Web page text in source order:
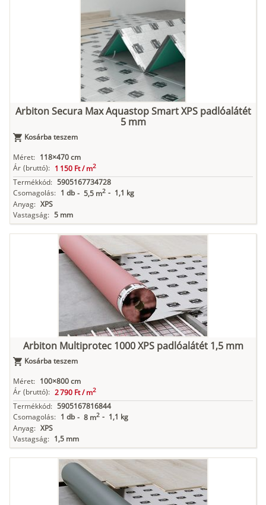
Arbiton Secura Max Aquastop Smart XPS padlóalátét
5 mm
Kosárba teszem
Méret: 118×470 cm
Ár (bruttó): 1 150 Ft /m2
Termékkód: 5905167734728
Csomagolás: 1 db - 5,5 m2 - 1,1 kg
Anyag: XPS
Vastagság: 5 mm
Arbiton Multiprotec 1000 XPS padlóalátét 1,5 mm
Kosárba teszem
Méret: 100×800 cm
Ár (bruttó): 2 790 Ft /m2
Termékkód: 5905167816844
Csomagolás: 1 db - 8 m2 - 1,1 kg
Anyag: XPS
Vastagság: 1,5 mm